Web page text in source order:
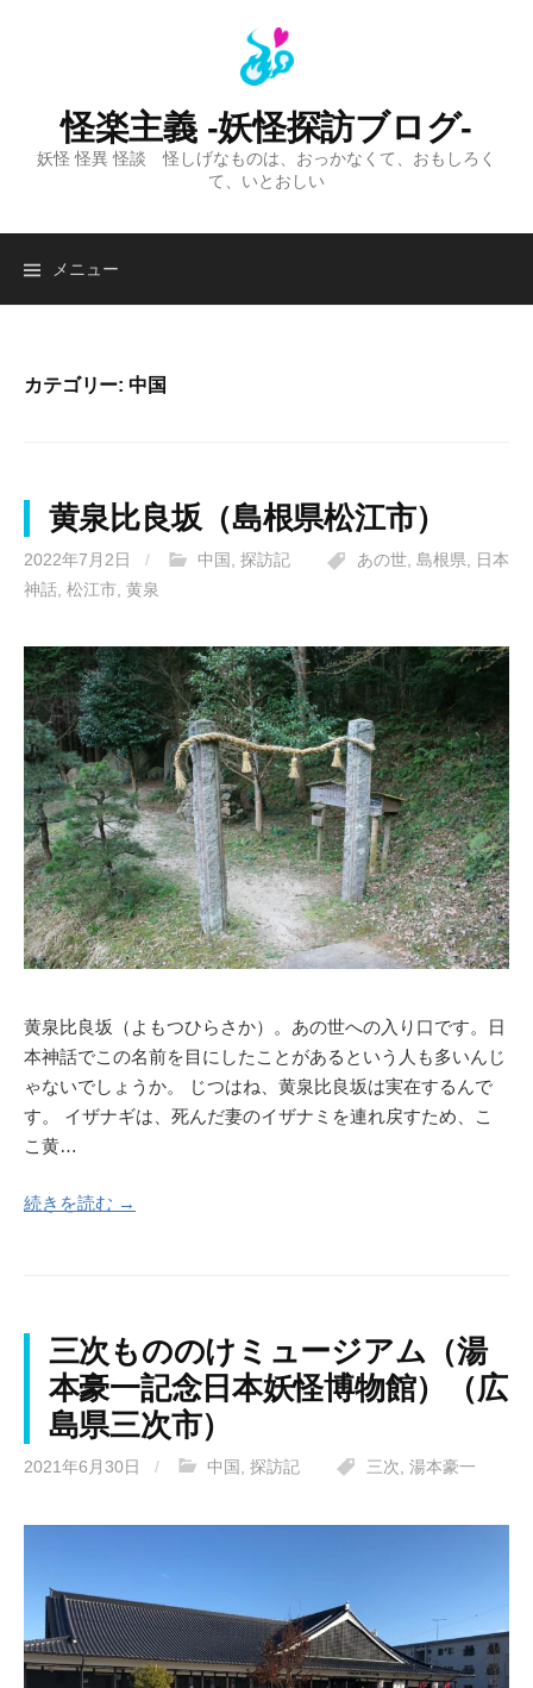
怪楽主義 -妖怪探訪ブログ-
妖怪 怪異 怪談 怪しげなものは、おっかなくて、おもしろく
て、いとおしい
メニュー
カテゴリー: 中国
黄泉比良坂（島根県松江市）
2022年7月2日 / 中国, 探訪記 あの世, 島根県, 日本
神話 松江市 黄泉
黄泉比良坂（よもつひらさか）。あの世への入り口です。日
本神話でこの名前を目にしたことがあるという人も多いんじ
ゃないでしょうか。 じつはね、黄泉比良坂は実在するんで
す。 イザナギは、死んだ妻のイザナミを連れ戻すため、こ
こ黄…
続きを読む →
三次もののけミュージアム（湯
本豪一記念日本妖怪博物館）（広
島県三次市）
2021年6月30日 / 中国 探訪記 三次 湯本豪一